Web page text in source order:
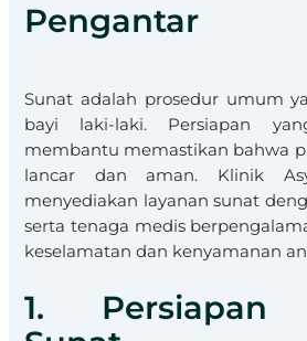
Pengantar
Sunat adalah prosedur umum
bayi laki-laki. Persiapan
membantu memastikan bahwa
lancar dan aman. Klinik
menyediakan layanan sunat
serta tenaga medis
keselamatan dan kenyamanan
1. Persiapan